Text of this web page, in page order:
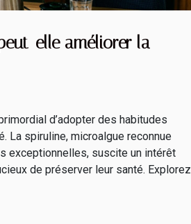
elle améliorer la
d’adopter des habitudes
La spiruline, microalgue reconnue
exceptionnelles, suscite un intérêt
de préserver leur santé. Explorez